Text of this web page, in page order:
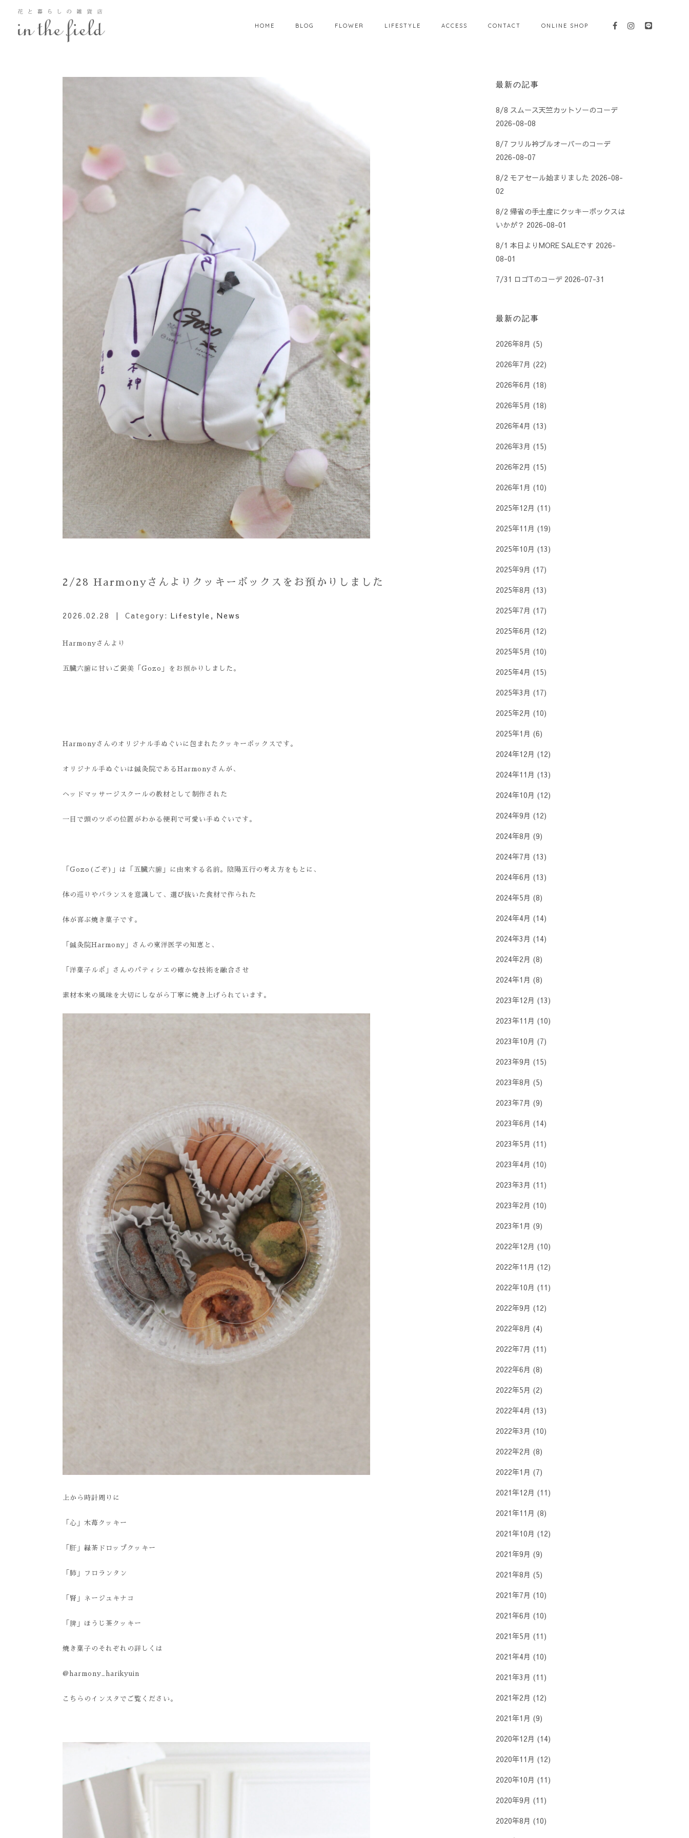
HOME BLOG FLOWER LIFESTYLE ACCESS CONTACT ONLINE SHOP
2/28 Harmonyさんよりクッキーボックスをお預かりしました
2026.02.28 | Category: Lifestyle , News
Harmonyさんより
五臓六腑に甘いご褒美「Gozo」をお預かりしました。
Harmony さんのオリジナル手ぬぐいに包まれたクッキーボックスです。
オリジナル手ぬぐいは鍼灸院である Harmony さんが、
ヘッドマッサージスクールの教材として制作された
一目で頭のツボの位置がわかる便利で可愛い手ぬぐいです。
「Gozo(ごぞ)」は「五臓六腑」に由来する名前。陰陽五行の考え方をもとに、
体の巡りやバランスを意識して、選び抜いた食材で作られた
体が喜ぶ焼き菓子です。
「鍼灸院Harmony」さんの東洋医学の知恵と、
「洋菓子ルポ」さんのパティシエの確かな技術を融合させ
素材本来の風味を大切にしながら丁寧に焼き上げられています。
上から時計周りに
「心」木苺クッキー
「肝」緑茶ドロップクッキー
「肺」フロランタン
「腎」ネージュキナコ
「脾」ほうじ茶クッキー
焼き菓子のそれぞれの詳しくは
@harmony_harikyuin
こちらのインスタでご覧ください。
最新の記事
8/8 スムース天竺カットソーのコーデ
2026-08-08
8/7 フリル衿プルオーバーのコーデ
2026-08-07
8/2 モアセール始まりました 2026-08-
02
8/2 帰省の手土産にクッキーボックスは
いかが？ 2026-08-01
8/1 本日よりMORE SALEです 2026-
08-01
7/31 ロゴTのコーデ 2026-07-31
最新の記事
2026年8月 (5)
2026年7月 (22)
2026年6月 (18)
2026年5月 (18)
2026年4月 (13)
2026年3月 (15)
2026年2月 (15)
2026年1月 (10)
2025年12月 (11)
2025年11月 (19)
2025年10月 (13)
2025年9月 (17)
2025年8月 (13)
2025年7月 (17)
2025年6月 (12)
2025年5月 (10)
2025年4月 (15)
2025年3月 (17)
2025年2月 (10)
2025年1月 (6)
2024年12月 (12)
2024年11月 (13)
2024年10月 (12)
2024年9月 (12)
2024年8月 (9)
2024年7月 (13)
2024年6月 (13)
2024年5月 (8)
2024年4月 (14)
2024年3月 (14)
2024年2月 (8)
2024年1月 (8)
2023年12月 (13)
2023年11月 (10)
2023年10月 (7)
2023年9月 (15)
2023年8月 (5)
2023年7月 (9)
2023年6月 (14)
2023年5月 (11)
2023年4月 (10)
2023年3月 (11)
2023年2月 (10)
2023年1月 (9)
2022年12月 (10)
2022年11月 (12)
2022年10月 (11)
2022年9月 (12)
2022年8月 (4)
2022年7月 (11)
2022年6月 (8)
2022年5月 (2)
2022年4月 (13)
2022年3月 (10)
2022年2月 (8)
2022年1月 (7)
2021年12月 (11)
2021年11月 (8)
2021年10月 (12)
2021年9月 (9)
2021年8月 (5)
2021年7月 (10)
2021年6月 (10)
2021年5月 (11)
2021年4月 (10)
2021年3月 (11)
2021年2月 (12)
2021年1月 (9)
2020年12月 (14)
2020年11月 (12)
2020年10月 (11)
2020年9月 (11)
2020年8月 (10)